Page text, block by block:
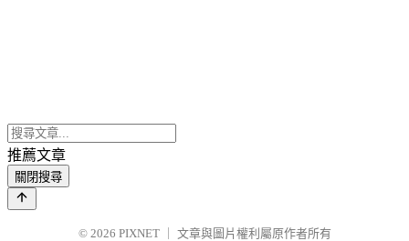
推薦文章
關閉搜尋
© 2026 PIXNET
文章與圖片權利屬原作者所有